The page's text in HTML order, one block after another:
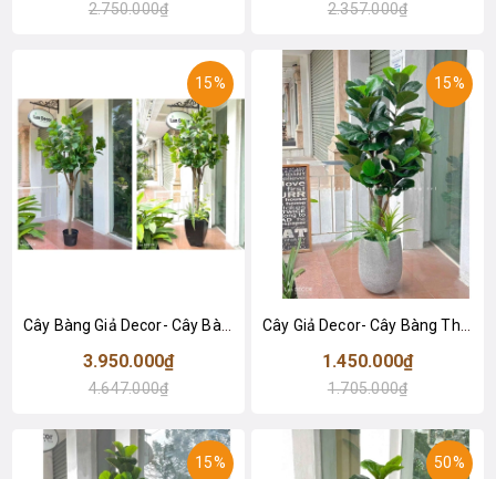
2.750.000₫ 2.357.000₫
15%
3.950.000₫
4.647.000₫
15%
1.450.000₫
1.705.000₫
15% 50%